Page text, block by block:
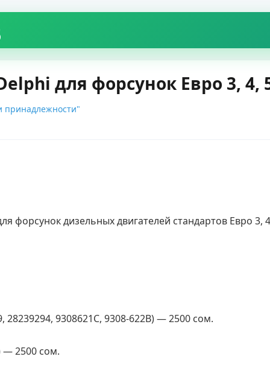
для форсунок Евро 3, 4,
принадлежности"
для форсунок дизельных двигателей стандартов Евро 3, 4,
9308621C, 9308-622B) — 2500 сом.
— 2500 сом.